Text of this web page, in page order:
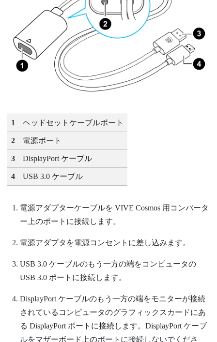
1 ヘッドセットケーブルポート
2 電源ポート
3 DisplayPort ケーブル
4 USB 3.0 ケーブル
電源アダプターケーブルを VIVE Cosmos用コンバータ
ー上のポートに接続します。
電源アダプタを電源コンセントに差し込みます。
USB 3.0 ケーブルのもう一方の端をコンピュータの
USB 3.0 ポートに接続します。
DisplayPortケーブルのもう一方の端をモニターが接続
されているコンピュータのグラフィックスカードにあ
る DisplayPortポートに接続します。 DisplayPortケーブ
ルをマザーボード上のポートに接続しないでくださ